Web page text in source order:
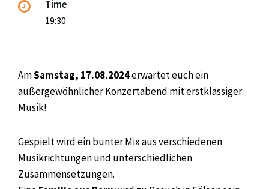
Time
19:30
AmSamstag, 17.08.2024erwartet euch ein
außergewöhnlicher Konzertabend mit erstklassiger
Musik!
Gespielt wird ein bunter Mix aus verschiedenen
Musikrichtungen und unterschiedlichen
Zusammensetzungen.